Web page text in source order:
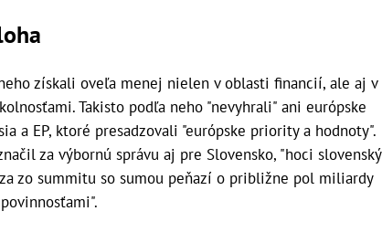
získali oveľa menej nielen v oblasti financií, ale aj v
Takisto podľa neho "nevyhrali" ani európske
a EP, ktoré presadzovali "európske priority a hodnoty".
za výbornú správu aj pre Slovensko, "hoci slovenský
zo summitu so sumou peňazí o približne pol miliardy